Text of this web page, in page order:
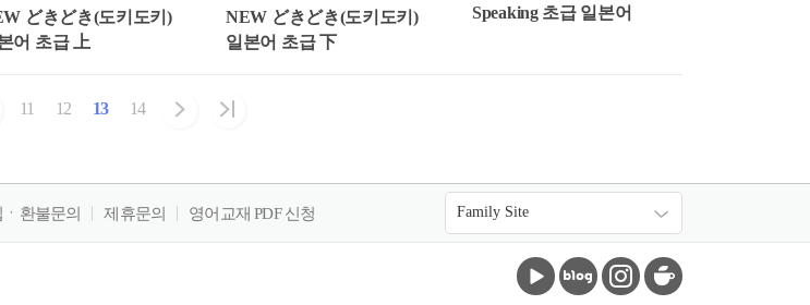
どきどき(도키도키)
어 초급 上
NEW どきどき(도키도키)
일본어 초급 下
Speaking 초급 일본어
11 12 13 14
ㆍ환불문의 제휴문의 영어교재 PDF 신청